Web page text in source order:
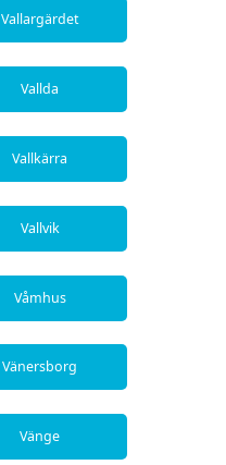
Vallargärdet
Vallda
Vallkärra
Vallvik
Våmhus
Vänersborg
Vänge